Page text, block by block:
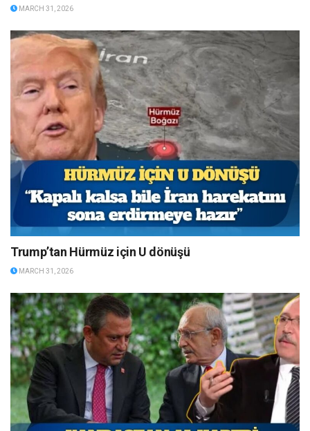
MARCH 31, 2026
Trump’tan Hürmüz için U dönüşü
MARCH 31, 2026